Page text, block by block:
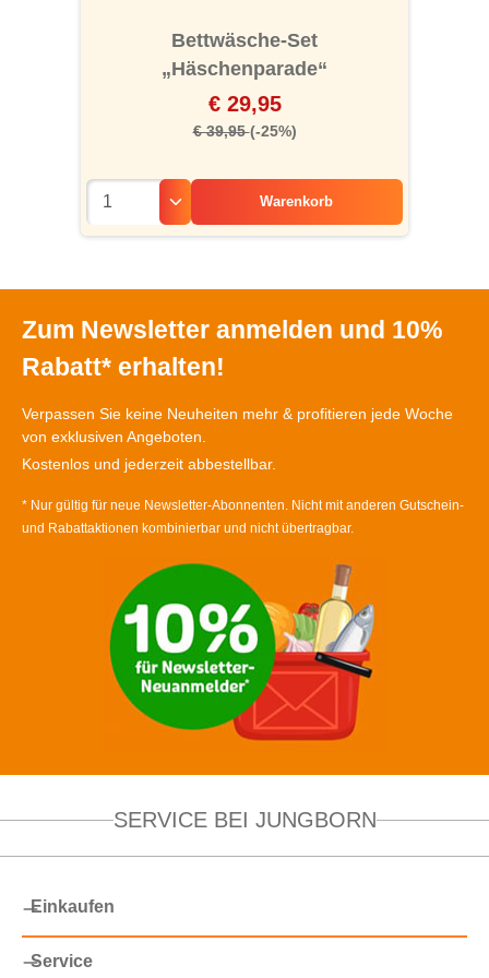
Bettwäsche-Set
„Häschenparade“
€ 29,95
€ 39,95(-25%)
Warenkorb
Zum Newsletter anmelden und 10%
Rabatt* erhalten!
Verpassen Sie keine Neuheiten mehr & profitieren jede Woche
von exklusiven Angeboten.
Kostenlos und jederzeit abbestellbar.
* Nur gültig für neue Newsletter-Abonnenten. Nicht mit anderen Gutschein-
und Rabattaktionen kombinierbar und nicht übertragbar.
SERVICE BEI JUNGBORN
Einkaufen
Service